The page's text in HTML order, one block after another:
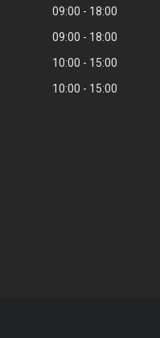
09:00
18:00
09:00
18:00
10:00
15:00
10:00 15:00